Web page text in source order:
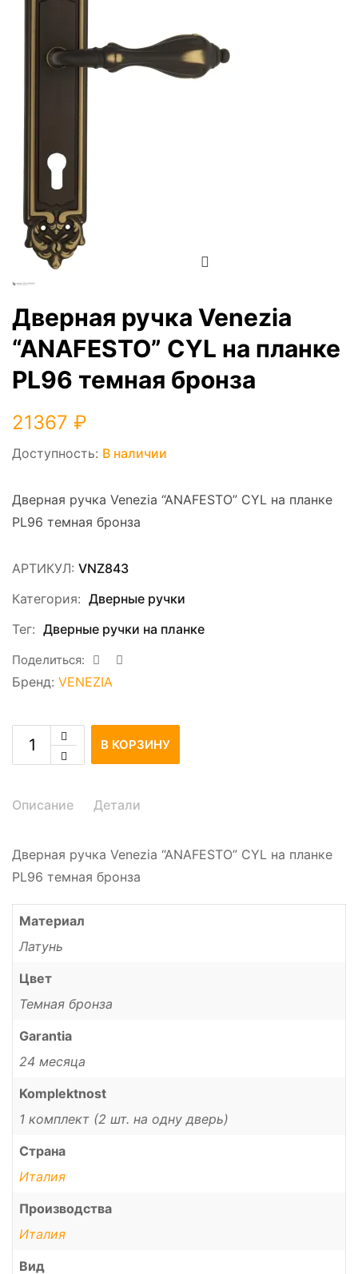
Дверная ручка Venezia
“ANAFESTO” CYL на планке
PL96 темная бронза
21367 ₽
Доступность: В наличии
Дверная ручка Venezia “ANAFESTO” CYL на планке
PL96 темная бронза
АРТИКУЛ: VNZ843
Категория: Дверные ручки
Тег: Дверные ручки на планке
Поделиться:
Бренд: VENEZIA
В КОРЗИНУ
Описание Детали
Дверная ручка Venezia “ANAFESTO” CYL на планке
PL96 темная бронза
Материал
Латунь
Цвет
Темная бронза
Garantia
24 месяца
Komplektnost
1 комплект (2 шт. на одну дверь)
Страна
Италия
Производства
Италия
Вид